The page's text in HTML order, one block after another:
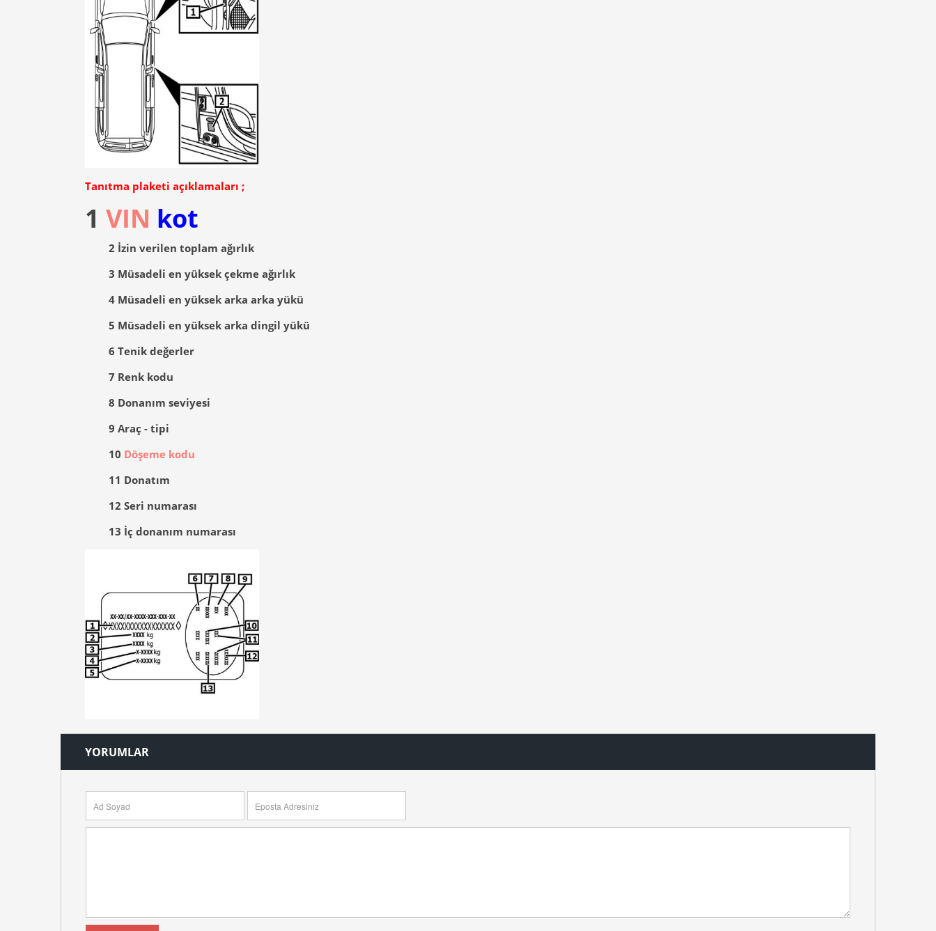
Tanıtma plaketi açıklamaları ;
1 VIN kot
2 İzin verilen toplam ağırlık
3 Müsadeli en yüksek çekme ağırlık
4 Müsadeli en yüksek arka arka yükü
5 Müsadeli en yüksek arka dingil yükü
6Tenik değerler
7 Renk kodu
8 Donanım seviyesi
9Araç - tipi
10 Döşeme kodu
11 Donatım
12Seri numarası
13 İç donanım numarası
YORUMLAR